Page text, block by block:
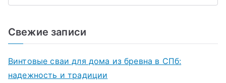
Свежие записи
Винтовые сваи для дома из бревна в СПб:
надежность и традиции